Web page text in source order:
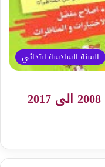
السنة السادسة ابتدائي